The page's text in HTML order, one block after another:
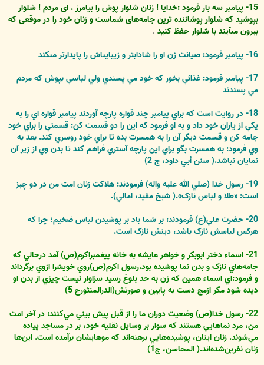
15- پيامبر سه بار فرمود :خدايا ! زنان شلوار پوش را بيامرز . اى مردم ! شلوار
بپوشيد که شلوار پوشاننده ترين جامه‌‏هاى شماست و زنان خود را در موقعى که
بيرون مى‏آيند با شلوار حفظ کنيد .
16- پيامبر فرمود: صيانت زن او را شادابتر و زيبايى‏اش را پايدارتر مى‏کند
17- پيامبر فرمود: غذائي بخور که خود مي پسندي ولي لباسي بپوش که مردم
مي پسندند
18- در روايت است که براي پيامبر چند قواره پارچه آوردند پيامبر قواره اي را به
يکي از ياران خود داد و به او فرمود که اين را دو قسمت کن: قسمتي را براي خود
جامه کن و قسمت ديگر آن را به همسرت بده تا براي خود روسري کند. بعد به
وي فرمود: به همسرت بگو براي اين پارچه آستري فراهم کند تا بدن وي از زير آن
نمايان نباشد.( سنن أبي داود، ج 2)
19- رسول خدا (صلي الله عليه واله) فرمودند: هلاکت زنان امت من در دو چيز
است: «طلا و لباس نازک‌‌».( شيخ مفيد، امالي).
20- حضرت علي(ع) فرمودند: بر شما باد بر پوشيدن لباس ضخيم؛ چرا که
هرکس لباسش نازک باشد، دينش نازک است.
21- اسماء دختر ابوبکر و خواهر عايشه به خانه پيغمبراکرم(ص) آمد درحالي که
جامه‌هاي نازک و بدن نما پوشيده بود.رسول اکرم(ص)روي خويشرا ازوي برگرداند
و فرمود:اي اسماء همين که زن به حد بلوغ رسيد سزاوار نيست چيزي از بدن او
ديده شود مگر ازمچ دست به پايين و صورتش(الدرالمنثورج 5)
22- رسول خدا(ص) وضعيت دوران ما را از قبل پيش ‌بيني مي‌کنند: در آخر امت
من، مرد نماهايي هستند که سوار بر وسايل نقليه خود، بر در مساجد پياده
مي‌شوند. زنان اينان، پوشيده‌هايي برهنه‌اند که موهايشان برآمده است. اين‌ها
زنان نفرين‌شده‌اند.( المحاسن، ج1)